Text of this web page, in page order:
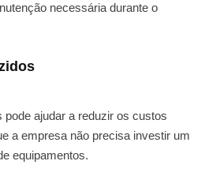
necessária durante o
ajudar a reduzir os custos
a empresa não precisa investir um
equipamentos.